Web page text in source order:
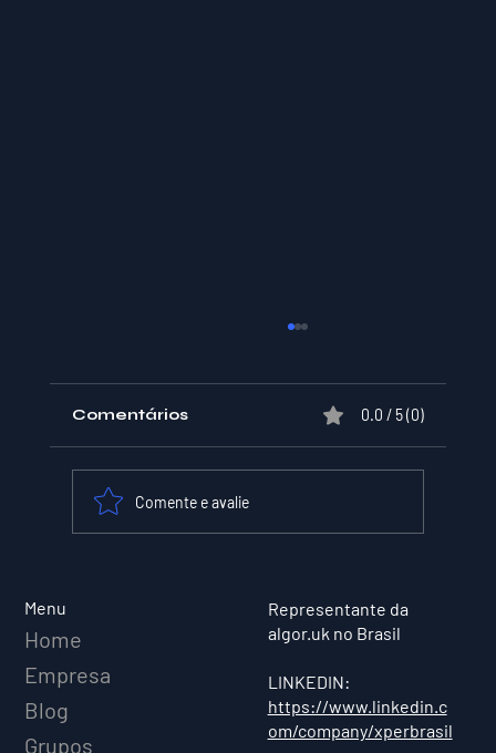
Comentários 0.0 / 5 (0)
Comente e avalie
Menu
Home
Empresa
Blog
Grupos
Representante da
algor.uk no Brasil
LINKEDIN:
https://www.linkedin.c
om/company/xperbrasil